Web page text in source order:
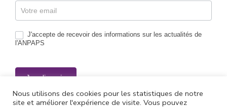
J'accepte de recevoir des informations sur les actualités de
l'ANPAPS
Je m'inscris
Nous utilisons des cookies pour les statistiques de notre
site et améliorer l'expérience de visite. Vous pouvez